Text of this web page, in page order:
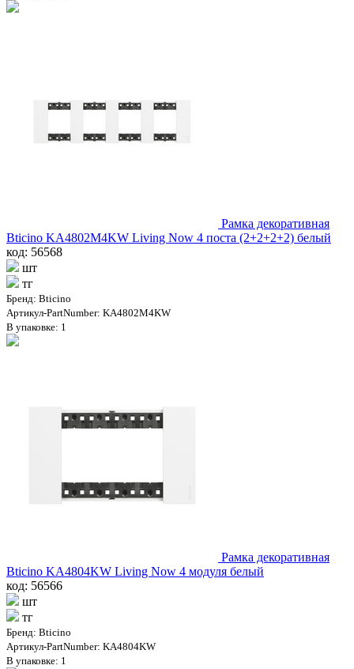
Рамка декоративная
Bticino KA4802M4KW Living Now 4 поста (2+2+2+2) белый
код: 56568
шт
тг
Бренд: Bticino
Артикул-PartNumber: KA4802M4KW
В упаковке: 1
Рамка декоративная
Bticino KA4804KW Living Now 4 модуля белый
код: 56566
шт
тг
Бренд: Bticino
Артикул-PartNumber: KA4804KW
В упаковке: 1